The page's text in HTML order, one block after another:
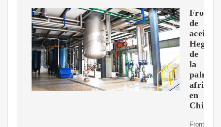
de
aceite.
de
la
palma
en
Fronteras